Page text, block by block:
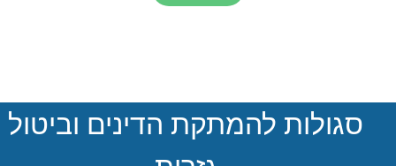
הנדיר של הרשב"ם התגלה